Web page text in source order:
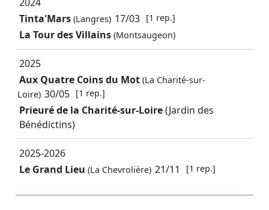
Tinta'Mars(Langres) 17/03 [1 rep.]
La Tour des Villains (Montsaugeon)
2025
Aux Quatre Coins du Mot(La Charité-sur-
Loire) 30/05 [1 rep.]
Prieuré de la Charité-sur-Loire(Jardin des
Bénédictins)
2025-2026
Le Grand Lieu (La Chevrolière) 21/11 [1 rep.]